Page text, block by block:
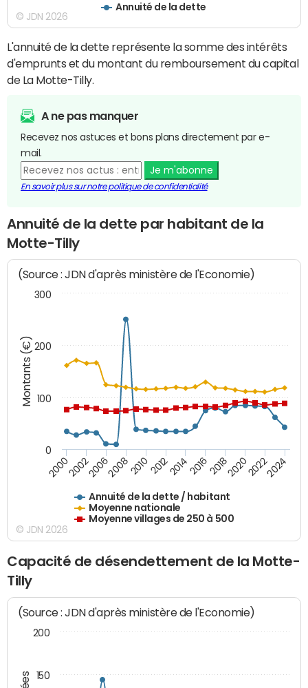
Annuité de la dette
© JDN 2026
L'annuité de la dette représente la somme des intérêts
d'emprunts et du montant du remboursement du capital
de La Motte-Tilly.
A ne pas manquer
Recevez nos astuces et bons plans directement par e-
mail.
Je m'abonne
En savoir plus sur notre politique de confidentialité
Annuité de la dette par habitant de la
Motte-Tilly
Montants (€)
(Source : JDN d'après ministère de l'Economie)
Annuité de la dette / habitant
Moyenne nationale
Moyenne villages de 250 à 500
200020022006200820102012201420162018202020222024
0
100
200
300
© JDN 2026
Capacité de désendettement de la Motte-
Tilly
(Source : JDN d'après ministère de l'Economie)
150
200